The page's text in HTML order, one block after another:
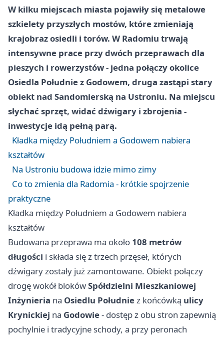
W kilku miejscach miasta pojawiły się metalowe
szkielety przyszłych mostów, które zmieniają
krajobraz osiedli i torów. W Radomiu trwają
intensywne prace przy dwóch przeprawach dla
pieszych i rowerzystów - jedna połączy okolice
Osiedla Południe z Godowem, druga zastąpi stary
obiekt nad Sandomierską na Ustroniu. Na miejscu
słychać sprzęt, widać dźwigary i zbrojenia -
inwestycje idą pełną parą.
Kładka między Południem a Godowem nabiera
kształtów
Na Ustroniu budowa idzie mimo zimy
Co to zmienia dla Radomia - krótkie spojrzenie
praktyczne
Kładka między Południem a Godowem nabiera
kształtów
Budowana przeprawa ma około 108 metrów
długości i składa się z trzech przęseł, których
dźwigary zostały już zamontowane. Obiekt połączy
drogę wokół blokówSpółdzielni Mieszkaniowej
Inżynieria na Osiedlu Południez końcówką ulicy
Krynickiej na Godowie- dostęp z obu stron zapewnią
pochylnie i tradycyjne schody, a przy peronach